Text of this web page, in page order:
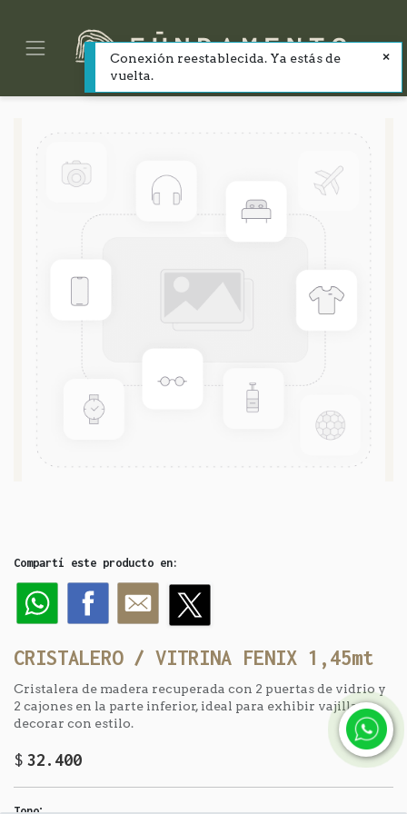
Compartí este producto en:
CRISTALERO / VITRINA FENIX 1,45mt
Cristalera de madera recuperada con 2 puertas de vidrio y
2 cajones en la parte inferior, ideal para exhibir vajilla y
decorar con estilo.
$32.400
Tono:
Conexión reestablecida. Ya estás de
vuelta.